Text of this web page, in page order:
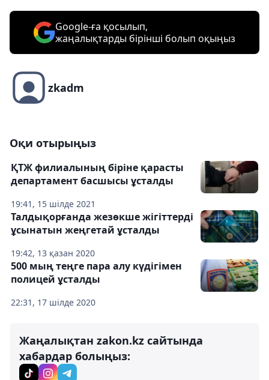
Google-ға қосылып,
жаңалықтарды бірінші болып оқыңыз
zkadm
Оқи отырыңыз
19:41, 15 шілде 2021
ҚТЖ филиалының біріне қарасты
департамент басшысы ұсталды
19:42, 13 қазан 2020
Талдықорғанда жезөкше жігіттерді
ұсынатын жеңгетай ұсталды
22:31, 17 шілде 2020
500 мың теңге пара алу күдігімен
полицей ұсталды
Жаңалықтан zakon.kz сайтында
хабардар болыңыз: